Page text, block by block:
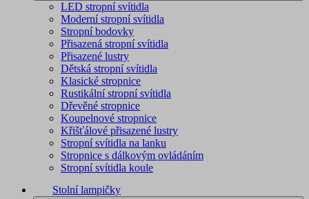
LED stropní svítidla
Moderní stropní svítidla
Stropní bodovky
Přisazená stropní svítidla
Přisazené lustry
Dětská stropní svítidla
Klasické stropnice
Rustikální stropní svítidla
Dřevěné stropnice
Koupelnové stropnice
Křišťálové přisazené lustry
Stropní svítidla na lanku
Stropnice s dálkovým ovládáním
Stropní svítidla koule
Stolní lampičky